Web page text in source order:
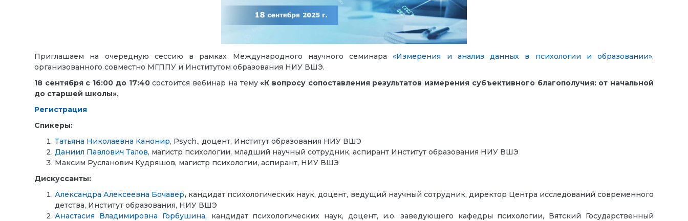
Приглашаем на очередную сессию в рамках Международного научного семинара «Измерения и анализ данных в психологии и образовании»,
организованного совместно МГППУ и Институтом образования НИУ ВШЭ.
18 сентября с 16:00 до 17:40 состоится вебинар на тему«К вопросу сопоставления результатов измерения субъективного благополучия: от начальной
до старшей школы».
Регистрация
Спикеры:
Татьяна Николаевна Канонир, Psych., доцент, Институт образования НИУ ВШЭ
Даниил Павлович Талов, магистр психологии, младший научный сотрудник, аспирант Институт образования НИУ ВШЭ
Максим Русланович Кудряшов, магистр психологии, аспирант, НИУ ВШЭ
Дискуссанты:
Александра Алексеевна Бочавер, кандидат психологических наук, доцент, ведущий научный сотрудник, директор Центра исследований современного
детства, Институт образования, НИУ ВШЭ
Анастасия Владимировна Горбушина,
кандидат психологических наук, доцент, и.о. заведующего кафедры психологии, Вятский Государственный